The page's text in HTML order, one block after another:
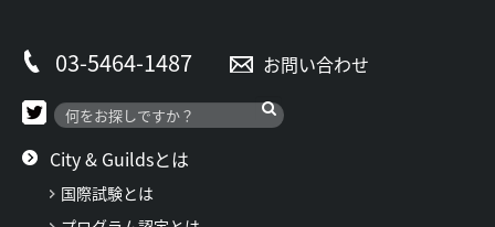
03-5464-1487 お問い合わせ
City & Guildsとは
国際試験とは